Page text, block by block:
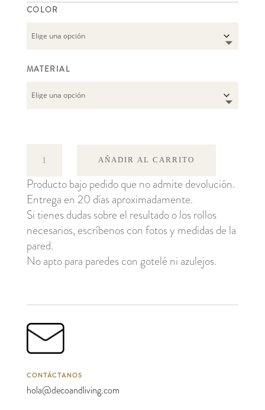
COLOR
MATERIAL
AÑADIR AL CARRITO
Producto bajo pedido que no admite devolución.
Entrega en 20 días aproximadamente.
Si tienes dudas sobre el resultado o los rollos
necesarios, escríbenos con fotos y medidas de la
pared.
No apto para paredes con gotelé ni azulejos.
CONTÁCTANOS
hola@decoandliving.com